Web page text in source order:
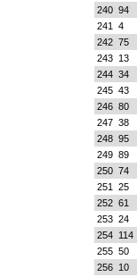
240 94
241
4
242 75
243 13
244 34
245 43
246 80
247 38
248 95
249 89
250 74
251
25
252 61
253 24
254 114
255 50
256 10